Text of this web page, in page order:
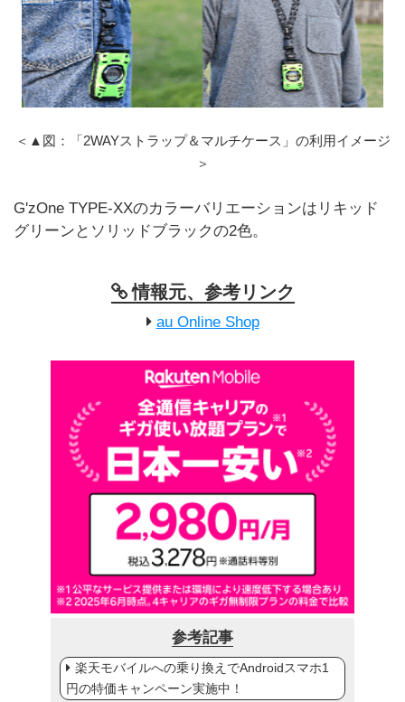
＜▲図：「2WAYストラップ＆マルチケース」の利用イメージ
＞
G'zOne TYPE-XXのカラーバリエーションはリキッド
グリーンとソリッドブラックの2色。
情報元、参考リンク
au Online Shop
参考記事
楽天モバイルへの乗り換えでAndroidスマホ1
円の特価キャンペーン実施中！